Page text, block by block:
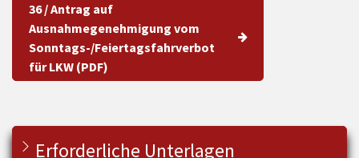
36 / Antrag auf
Ausnahmegenehmigung vom
Sonntags-/Feiertagsfahrverbot
für LKW (PDF)
Erforderliche Unterlagen